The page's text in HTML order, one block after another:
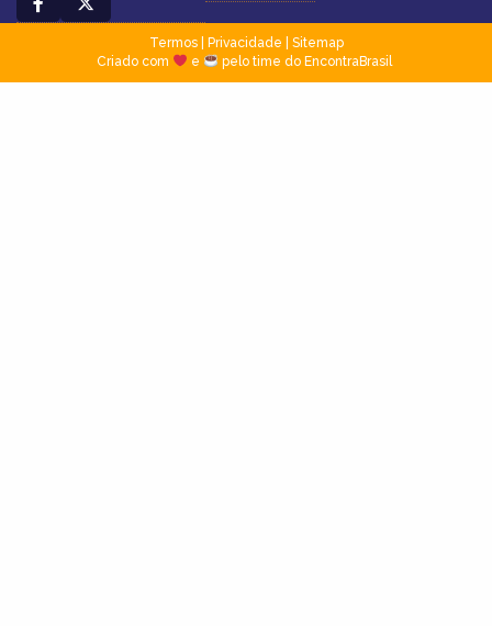
Termos| Privacidade
Sitemap
Criado com
e pelo time do EncontraBrasil